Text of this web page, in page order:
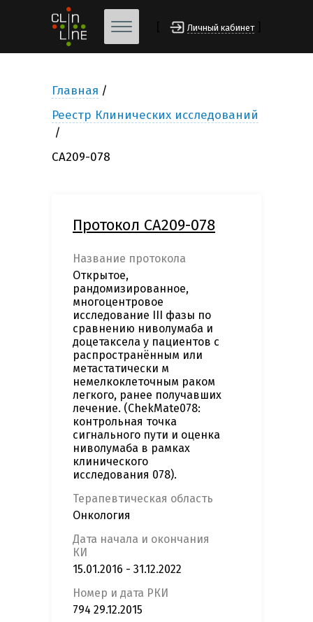
Личный кабинет
Главная
Реестр Клинических исследований
CA209-078
Протокол CA209-078
Название протокола
Открытое,
рандомизированное,
многоцентровое
исследование III фазы по
сравнению ниволумаба и
доцетаксела у пациентов с
распространённым или
метастатически м
немелкоклеточным раком
легкого, ранее получавших
лечение. (ChekMate078:
контрольная точка
сигнального пути и оценка
ниволумаба в рамках
клинического
исследования 078).
Терапевтическая область
Онкология
Дата начала и окончания
КИ
15.01.2016 - 31.12.2022
Номер и дата РКИ
794 29.12.2015